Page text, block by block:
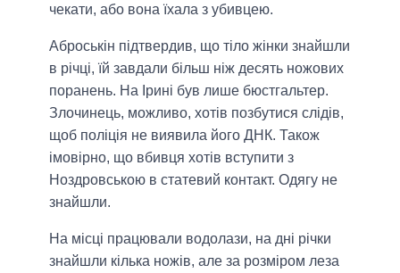
чекати, або вона їхала з убивцею.
Аброськін підтвердив, що тіло жінки знайшли
в річці, їй завдали більш ніж десять ножових
поранень. На Ірині був лише бюстгальтер.
Злочинець, можливо, хотів позбутися слідів,
щоб поліція не виявила його ДНК. Також
імовірно, що вбивця хотів вступити з
Ноздровською в ​​статевий контакт. Одягу не
знайшли.
На місці працювали водолази, на дні річки
знайшли кілька ножів, але за розміром леза